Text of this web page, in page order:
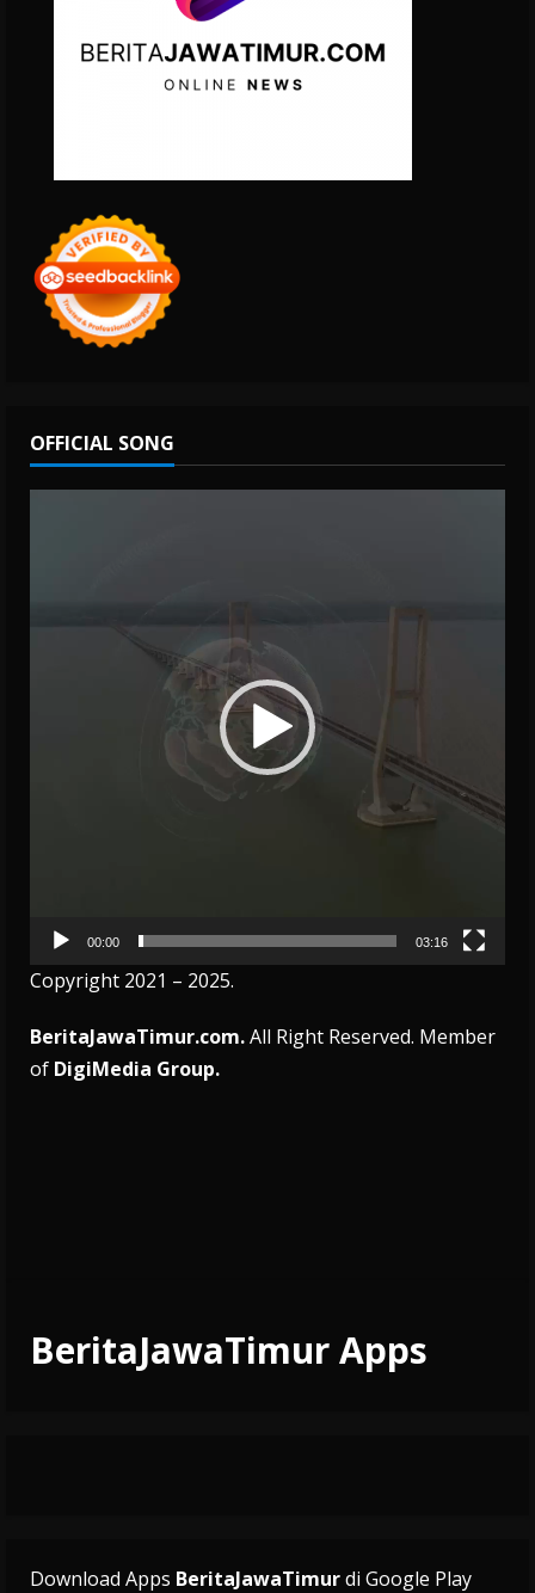
OFFICIAL SONG
00:00 03:16
Copyright 2021 – 2025.
BeritaJawaTimur.com.All Right Reserved. Member
of DigiMedia Group.
BeritaJawaTimur Apps
Download Apps BeritaJawaTimurdi Google Play